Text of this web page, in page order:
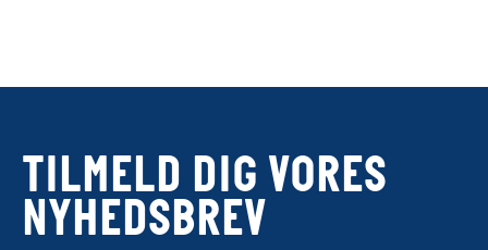
TILMELD DIG VORES
NYHEDSBREV